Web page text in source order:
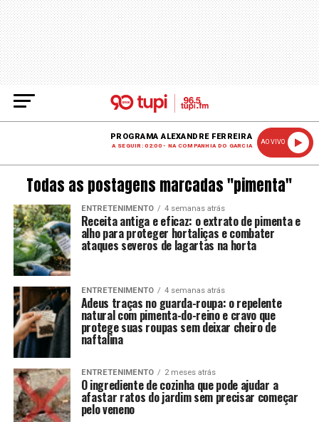
PROGRAMA ALEXANDRE FERREIRA
A SEGUIR: 02:00 - NA COMPANHIA DO GARCIA
AO VIVO
Todas as postagens marcadas "pimenta"
ENTRETENIMENTO 4 semanas atrás
Receita antiga e eficaz: o extrato de pimenta e
alho para proteger hortaliças e combater
ataques severos de lagartas na horta
ENTRETENIMENTO 4 semanas atrás
Adeus traças no guarda-roupa: o repelente
natural com pimenta-do-reino e cravo que
protege suas roupas sem deixar cheiro de
naftalina
ENTRETENIMENTO 2 meses atrás
O ingrediente de cozinha que pode ajudar a
afastar ratos do jardim sem precisar começar
pelo veneno